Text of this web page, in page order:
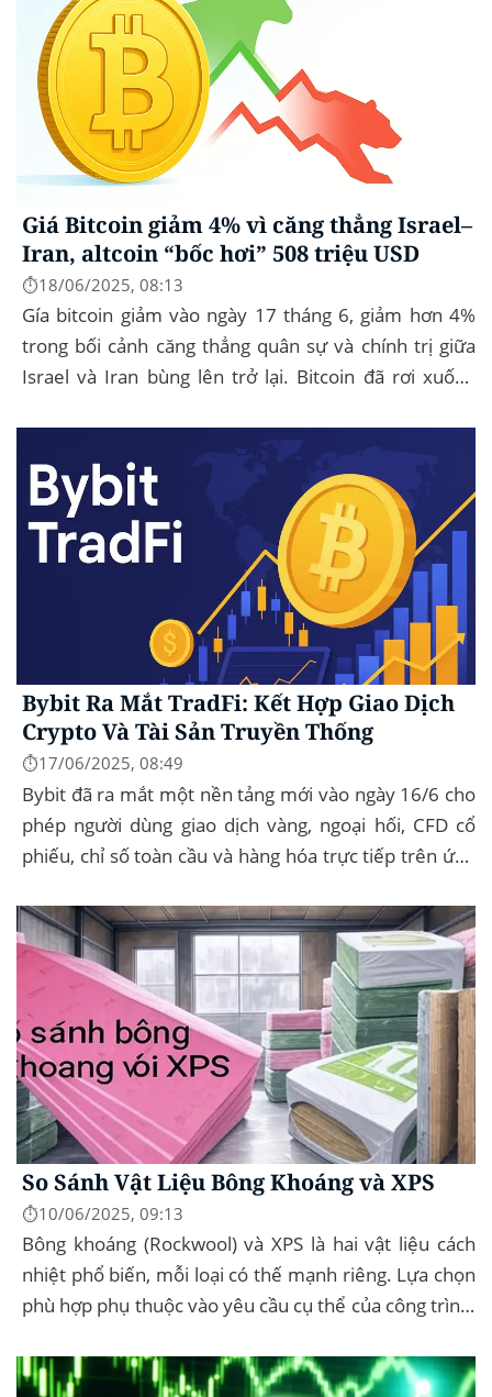
Giá Bitcoin giảm 4% vì căng thẳng Israel–
Iran, altcoin “bốc hơi” 508 triệu USD
⏱️18/06/2025, 08:13
Gía bitcoin giảm vào ngày 17 tháng 6, giảm hơn 4%
trong bối cảnh căng thẳng quân sự và chính trị giữa
Israel và Iran bùng lên trở lại. Bitcoin đã rơi xuống
Bybit Ra Mắt TradFi: Kết Hợp Giao Dịch
Crypto Và Tài Sản Truyền Thống
⏱️17/06/2025, 08:49
Bybit đã ra mắt một nền tảng mới vào ngày 16/6 cho
phép người dùng giao dịch vàng, ngoại hối, CFD cổ
phiếu, chỉ số toàn cầu và hàng hóa trực tiếp trên ứng
So Sánh Vật Liệu Bông Khoáng và XPS
⏱️10/06/2025, 09:13
Bông khoáng (Rockwool) và XPS là hai vật liệu cách
nhiệt phổ biến, mỗi loại có thế mạnh riêng. Lựa chọn
phù hợp phụ thuộc vào yêu cầu cụ thể của công trình,